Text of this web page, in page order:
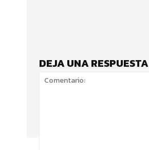
DEJA UNA RESPUESTA